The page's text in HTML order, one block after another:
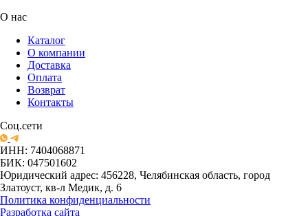
О нас
Каталог
О компании
Доставка
Оплата
Возврат
Контакты
Соц.сети
ИНН: 7404068871
БИК: 047501602
Юридический адрес: 456228, Челябинская область, город
Златоуст, кв-л Медик, д. 6
Политика конфиденциальности
Разработка сайта